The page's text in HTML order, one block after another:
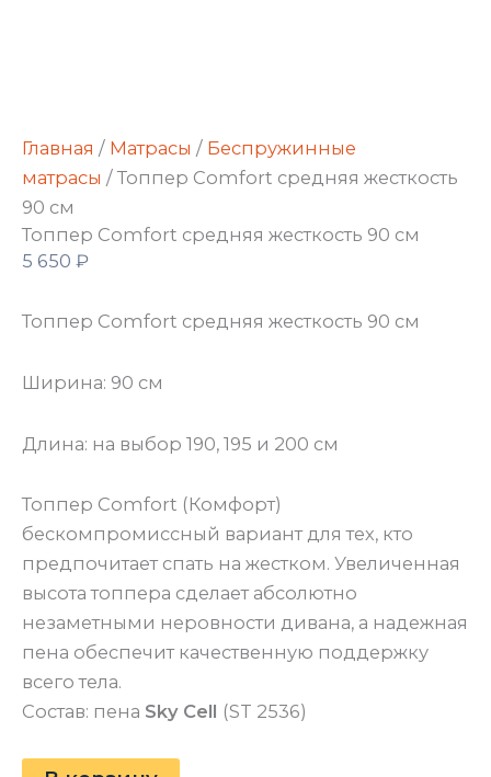
Главная / Матрасы / Беспружинные
матрасы / Топпер Comfort средняя жесткость
90 см
Топпер Comfort средняя жесткость 90 см
5 650 ₽
Топпер Comfort средняя жесткость 90 см
Ширина: 90 см
Длина: на выбор 190, 195 и 200 см
Топпер Comfort (Комфорт)
бескомпромиссный вариант для тех, кто
предпочитает спать на жестком. Увеличенная
высота топпера сделает абсолютно
незаметными неровности дивана, а надежная
пена обеспечит качественную поддержку
всего тела.
Состав: пена Sky Cell (ST 2536)